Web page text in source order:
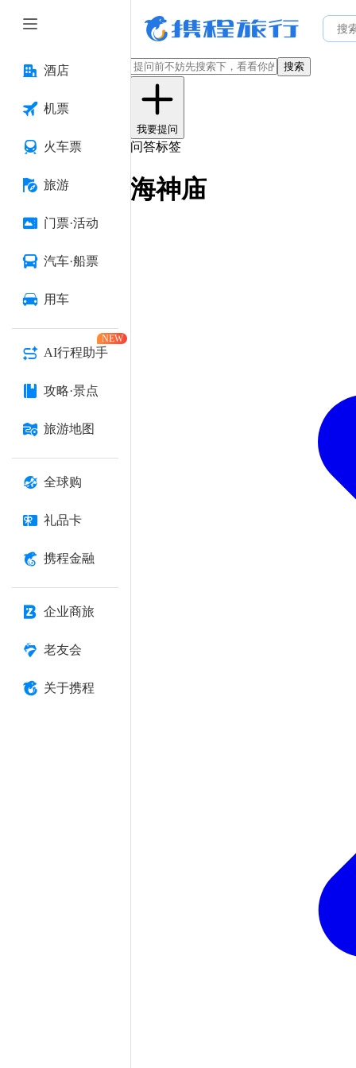
酒店
机票
火车票
旅游
门票·活动
汽车·船票
用车
AI行程助手
NEW
攻略·景点
旅游地图
全球购
礼品卡
携程金融
企业商旅
老友会
关于携程
搜索
我要提问
问答标签
海神庙